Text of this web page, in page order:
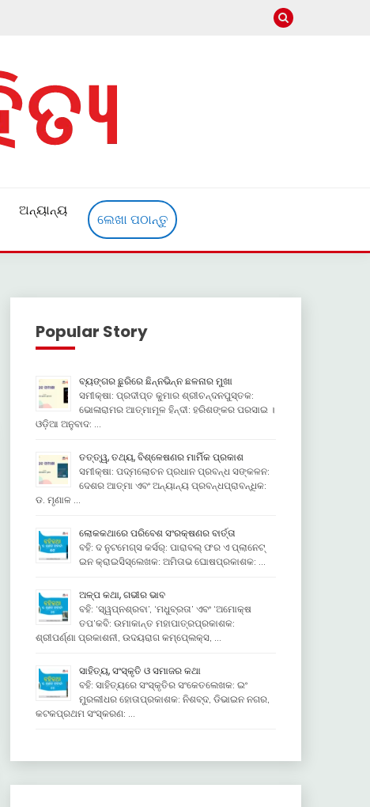
ଅନ୍ୟାନ୍ୟ
ଲେଖା ପଠାନ୍ତୁ
Popular Story
ବ୍ୟଙ୍ଗର ଛୁରିରେ ଛିନ୍ନଭିନ୍ନ ଛଳନାର ମୁଖା
ସମୀକ୍ଷା: ପ୍ରଦୀପ୍ତ କୁମାର ଶ୍ରୀଚନ୍ଦନପୁସ୍ତକ:
ଭୋଳାରାମର ଆତ୍ମାମୂଳ ହିନ୍ଦୀ: ହରିଶଙ୍କର ପରସାଇ ।
ଓଡ଼ିଆ ଅନୁବାଦ: …
ତତ୍ତ୍ୱ, ତଥ୍ୟ, ବିଶ୍ଳେଷଣର ମାର୍ମିକ ପ୍ରକାଶ
ସମୀକ୍ଷା: ପଦ୍ମଲୋଚନ ପ୍ରଧାନ ପ୍ରବନ୍ଧ ସଙ୍କଳନ:
ଦେଶର ଆତ୍ମା ଏବଂ ଅନ୍ୟାନ୍ୟ ପ୍ରବନ୍ଧପ୍ରାବନ୍ଧିକ:
ଡ. ମୃଣାଳ …
ଲୋକକଥାରେ ପରିବେଶ ସଂରକ୍ଷଣର ବାର୍ତ୍ତା
ବହି: ଦ ନୁଟମେଗ୍ସ କର୍ସର୍: ପାରାବଲ୍ ଫର ଏ ପ୍ଲାନେଟ୍
ଇନ କ୍ରାଇସିସ୍ଲେଖକ: ଅମିତାଭ ଘୋଷପ୍ରକାଶକ: …
ଅଳ୍ପ କଥା, ଗଭୀର ଭାବ
ବହି: ‘ସ୍ୱପ୍ନଶ୍ରବା’, ‘ମଧୁବ୍ରତା’ ଏବଂ ‘ଅମୋକ୍ଷ
ତପ’କବି: ଉମାକାନ୍ତ ମହାପାତ୍ରପ୍ରକାଶକ:
ଶ୍ରୀପର୍ଣ୍ଣା ପ୍ରକାଶନୀ, ଉଦୟରାଗ କମ୍ପେ୍ଲକ୍ସ, …
ସାହିତ୍ୟ, ସଂସ୍କୃତି ଓ ସମାଜର କଥା
ବହି: ସାହିତ୍ୟରେ ସଂସ୍କୃତିର ସଂକେତଲେଖକ: ଇଂ
ମୁରଲୀଧର ହୋତାପ୍ରକାଶକ: ନିଶବ୍ଦ, ଡିଭାଇନ ନଗର,
କଟକପ୍ରଥମ ସଂସ୍କରଣ: …